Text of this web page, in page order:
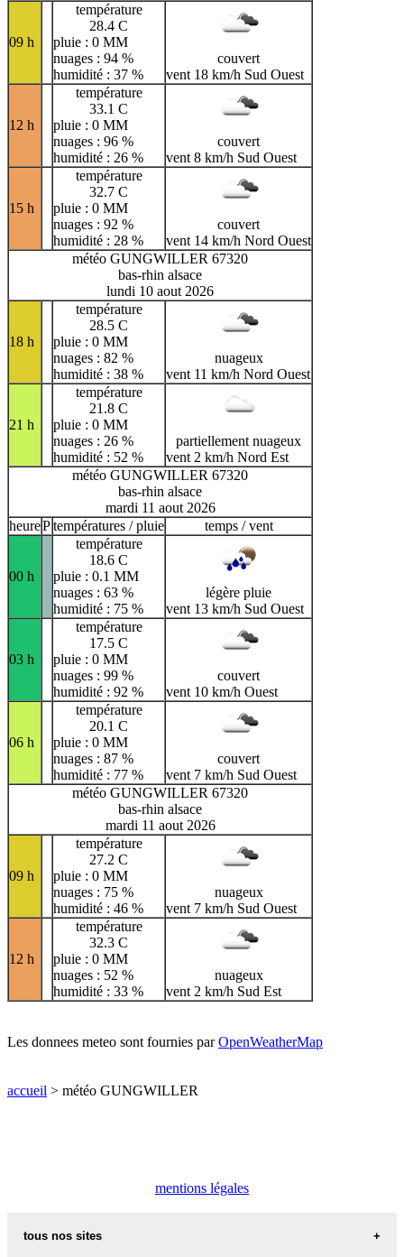
09 h
température
28.4 C
pluie : 0 MM
nuages : 94 %
humidité : 37 %
couvert
vent 18 km/h Sud Ouest
12 h
température
33.1 C
pluie : 0 MM
nuages : 96 %
humidité : 26 %
couvert
vent 8 km/h Sud Ouest
15 h
température
32.7 C
pluie : 0 MM
nuages : 92 %
humidité : 28 %
couvert
vent 14 km/h Nord Ouest
météo GUNGWILLER 67320
bas-rhin alsace
lundi 10 aout 2026
18 h
température
28.5 C
pluie : 0 MM
nuages : 82 %
humidité : 38 %
nuageux
vent 11 km/h Nord Ouest
21 h
température
21.8 C
pluie : 0 MM
nuages : 26 %
humidité : 52 %
partiellement nuageux
vent 2 km/h Nord Est
météo GUNGWILLER 67320
bas-rhin alsace
mardi 11 aout 2026
heurePtempératures / pluie temps / vent
00 h
température
18.6 C
pluie : 0.1 MM
nuages : 63 %
humidité : 75 %
légère pluie
vent 13 km/h Sud Ouest
03 h
température
17.5 C
pluie : 0 MM
nuages : 99 %
humidité : 92 %
couvert
vent 10 km/h Ouest
06 h
température
20.1 C
pluie : 0 MM
nuages : 87 %
humidité : 77 %
couvert
vent 7 km/h Sud Ouest
météo GUNGWILLER 67320
bas-rhin alsace
mardi 11 aout 2026
09 h
température
27.2 C
pluie : 0 MM
nuages : 75 %
humidité : 46 %
nuageux
vent 7 km/h Sud Ouest
12 h
température
32.3 C
pluie : 0 MM
nuages : 52 %
humidité : 33 %
nuageux
vent 2 km/h Sud Est
Les donnees meteo sont fournies parOpenWeatherMap
accueil > météo GUNGWILLER
mentions légales
tous nos sites